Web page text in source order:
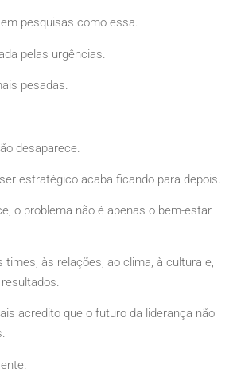
pesquisas como essa.
pelas urgências.
pesadas.
desaparece.
estratégico acaba ficando para depois.
o problema não é apenas o bem-estar
times, às relações, ao clima, à cultura e,
acredito que o futuro da liderança não